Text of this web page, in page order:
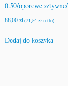
0.50/oporowe sztywne/
88,00 zł (71,54 zł netto)
Dodaj do koszyka